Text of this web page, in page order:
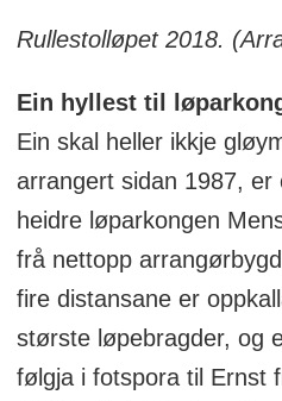
Rullestolløpet 2018.
Ein hyllest til
Ein skal heller ikkje
arrangert sidan 1987, er
heidre løparkongen
frå nettopp
fire distansane er
største løpebragder, og
følgja i fotspora til Ernst